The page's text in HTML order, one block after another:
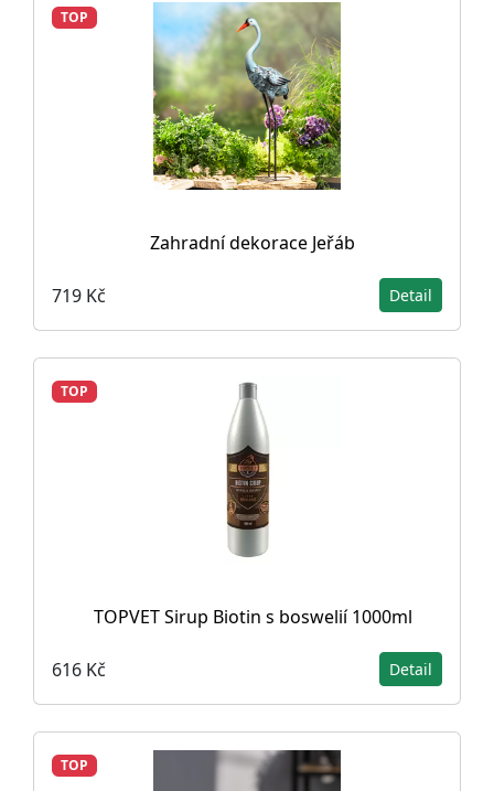
TOP
Zahradní dekorace Jeřáb
719 Kč Detail
TOP
TOPVET Sirup Biotin s boswelií 1000ml
616 Kč Detail
TOP